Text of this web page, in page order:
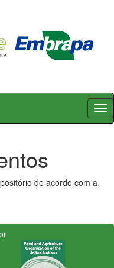
de acordo com a